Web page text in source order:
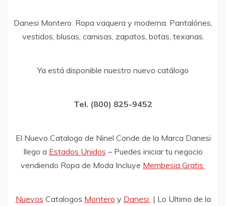
Danesi Montero. Ropa vaquera y moderna. Pantalónes,
vestidos, blusas, camisas, zapatos, botas, texanas.
Ya está disponible nuestro nuevo catálogo
Tel. (800) 825-9452
El Nuevo Catalogo de Ninel Conde de la Marca Danesi
llego a Estados Unidos – Puedes iniciar tu negocio
vendiendo Ropa de Moda Incluye Membesia Gratis
Nuevos Catalogos Montero y Danesi | Lo Ultimo de la